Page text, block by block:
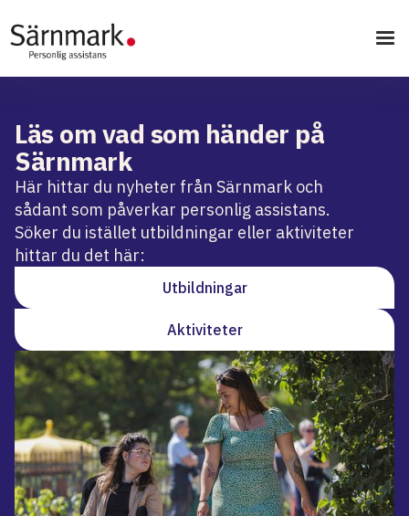
Läs om vad som händer på
Särnmark
Här hittar du nyheter från Särnmark och
sådant som påverkar personlig assistans.
Söker du istället utbildningar eller aktiviteter
hittar du det här:
Utbildningar
Aktiviteter